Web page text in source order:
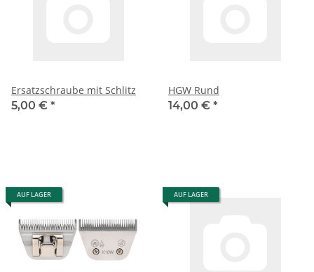
Ersatzschraube mit Schlitz
5,00 € *
HGW Rund
14,00 € *
AUF LAGER AUF LAGER